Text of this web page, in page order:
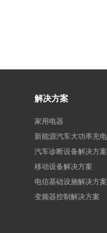
解决方案
家用电器
汽车诊断设备解决方案
移动设备解决方案
电信基础设施解决方案
变频器控制解决方案